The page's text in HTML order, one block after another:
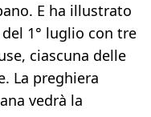
E ha illustrato
1° luglio con tre
ciascuna delle
La preghiera
vedrà la